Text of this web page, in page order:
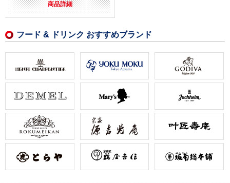
商品詳細
フード & ドリンク おすすめブランド